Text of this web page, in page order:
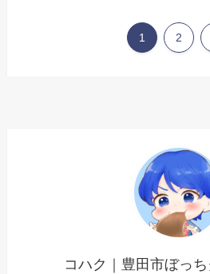
1 2
コハク｜豊田市ぼっ